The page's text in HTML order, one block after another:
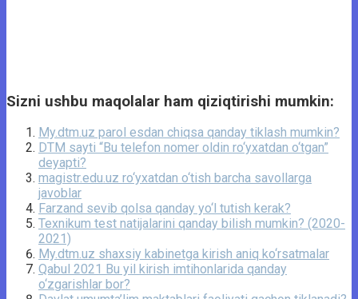
Sizni ushbu maqolalar ham qiziqtirishi mumkin:
My.dtm.uz parol esdan chiqsa qanday tiklash mumkin?
DTM sayti “Bu telefon nomer oldin ro‘yxatdan o‘tgan”
deyapti?
magistr.edu.uz ro‘yxatdan o‘tish barcha savollarga
javoblar
Farzand sevib qolsa qanday yo‘l tutish kerak?
Texnikum test natijalarini qanday bilish mumkin? (2020-
2021)
My.dtm.uz shaxsiy kabinetga kirish aniq ko‘rsatmalar
Qabul 2021 Bu yil kirish imtihonlarida qanday
o‘zgarishlar bor?